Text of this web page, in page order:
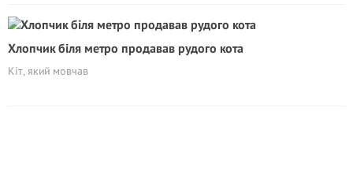
Хлопчик біля метро продавав рудого кота
Кіт, який мовчав